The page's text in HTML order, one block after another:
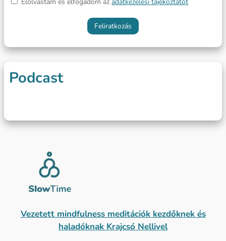
Podcast
Vezetett mindfulness meditációk kezdőknek és
haladóknak Krajcsó Nellivel